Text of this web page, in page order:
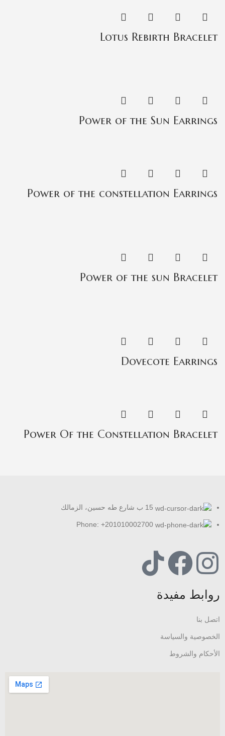
Lotus Rebirth Bracelet
Power of the Sun Earrings
Power of the constellation Earrings
Power of the sun Bracelet
Dovecote Earrings
Power Of the Constellation Bracelet
15 ب شارع طه حسين، الزمالك
Phone: +201010002700
روابط مفيدة
اتصل بنا
الخصوصية والسياسة
الأحكام والشروط